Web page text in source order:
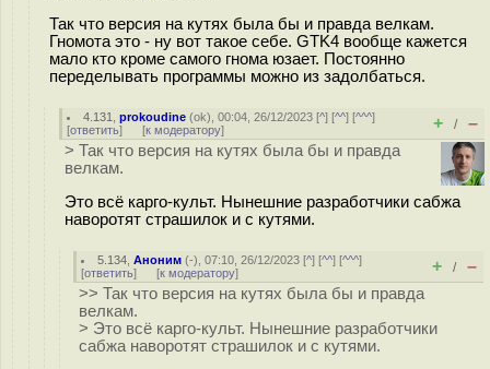
Так что версия на кутях была бы и правда велкам.
Гномота это - ну вот такое себе. GTK4 вообще кажется
мало кто кроме самого гнома юзает. Постоянно
переделывать программы можно из задолбаться.
4.131 ,prokoudine (ok), 00:04, 26/12/2023 [^] [^^] [^^^]
[ответить] [к модератору] + / –
> Так что версия на кутях была бы и правда
велкам.
Это всё карго-культ. Нынешние разработчики сабжа
наворотят страшилок и с кутями.
5.134 ,Аноним (-), 07:10, 26/12/2023 [^] [^^] [^^^]
[ответить] [к модератору] + / –
>> Так что версия на кутях была бы и правда
велкам.
> Это всё карго-культ. Нынешние разработчики
сабжа наворотят страшилок и с кутями.